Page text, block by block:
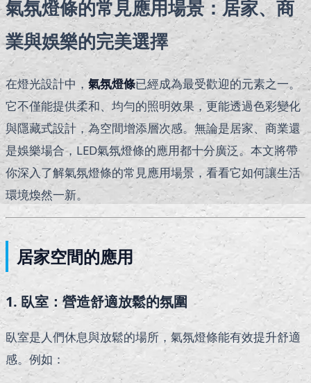
氣氛燈條的常見應用場景：居家、商
業與娛樂的完美選擇
在燈光設計中， 氣氛燈條已經成為最受歡迎的元素之一。
它不僅能提供柔和、均勻的照明效果，更能透過色彩變化
與隱藏式設計，為空間增添層次感。無論是居家、商業還
是娛樂場合，LED氣氛燈條的應用都十分廣泛。本文將帶
你深入了解氣氛燈條的常見應用場景，看看它如何讓生活
環境煥然一新。
居家空間的應用
1. 臥室：營造舒適放鬆的氛圍
臥室是人們休息與放鬆的場所，氣氛燈條能有效提升舒適
感。例如：